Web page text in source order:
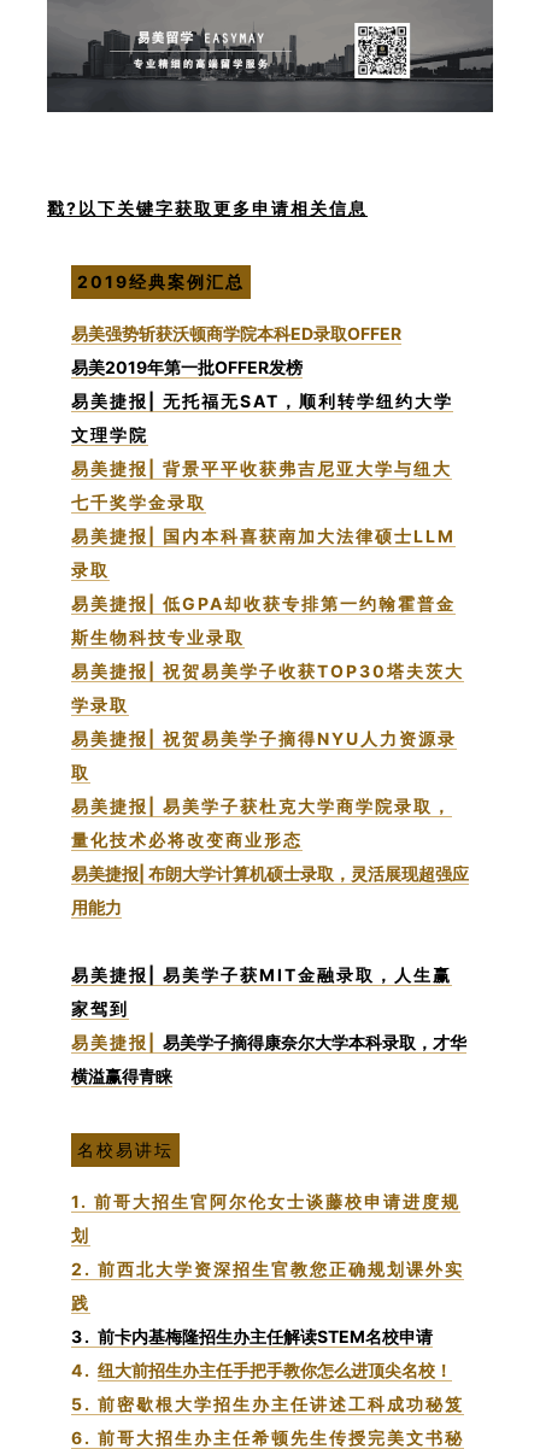
戳?以下关键字获取更多申请相关信息
2019经典案例汇总
易美强势斩获沃顿商学院本科ED录取OFFER
易美2019年第一批OFFER发榜
易美捷报| 无托福无SAT，顺利转学纽约大学
文理学院
易美捷报| 背景平平收获弗吉尼亚大学与纽大
七千奖学金录取
易美捷报| 国内本科喜获南加大法律硕士LLM
录取
易美捷报| 低GPA却收获专排第一约翰霍普金
斯生物科技专业录取
易美捷报| 祝贺易美学子收获TOP30塔夫茨大
学录取
易美捷报| 祝贺易美学子摘得NYU人力资源录
取
易美捷报| 易美学子获杜克大学商学院录取，
量化技术必将改变商业形态
易美捷报| 布朗大学计算机硕士录取，灵活展现超强应
用能力
易美捷报| 易美学子获MIT金融录取，人生赢
家驾到
易美捷报| 易美学子摘得康奈尔大学本科录取，才华
横溢赢得青睐
名校易讲坛
1. 前哥大招生官阿尔伦女士谈藤校申请进度规
划
2. 前西北大学资深招生官教您正确规划课外实
践
3. 前卡内基梅隆招生办主任解读STEM名校申请
4. 纽大前招生办主任手把手教你怎么进顶尖名校！
5. 前密歇根大学招生办主任讲述工科成功秘笈
6. 前哥大招生办主任希顿先生传授完美文书秘